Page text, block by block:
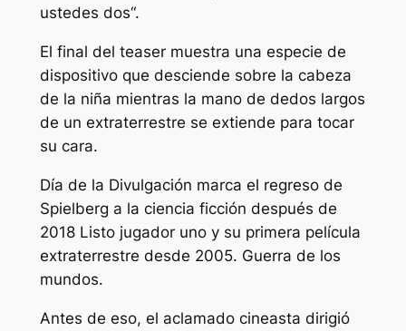
ustedes dos“.
El final del teaser muestra una especie de
dispositivo que desciende sobre la cabeza
de la niña mientras la mano de dedos largos
de un extraterrestre se extiende para tocar
su cara.
Día de la Divulgación marca el regreso de
Spielberg a la ciencia ficción después de
2018 Listo jugador unoy su primera película
extraterrestre desde 2005. Guerra de los
mundos.
Antes de eso, el aclamado cineasta dirigió